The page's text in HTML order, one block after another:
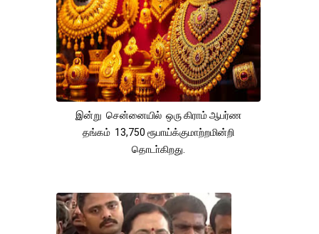
இன்று சென்னையில் ஒரு கிராம் ஆபர்ண
தங்கம் 13,750 ரூபாய்க்குமாற்றமின்றி
தொடா்கிறது.